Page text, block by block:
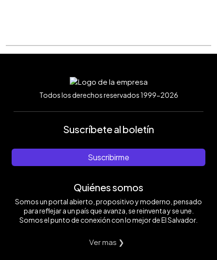
Todos los derechos reservados 1999-2026
Suscríbete al boletín
Suscribirme
Quiénes somos
Somos un portal abierto, propositivo y moderno, pensado
para reflejar a un país que avanza, se reinventa y se une.
Somos el punto de conexión con lo mejor de El Salvador.
Ver mas ❯